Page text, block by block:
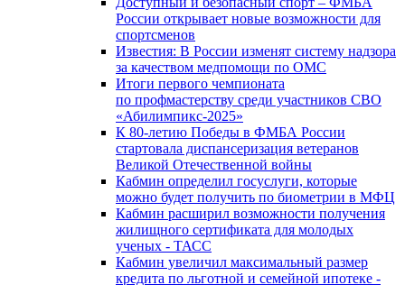
России открывает новые возможности для
спортсменов
Известия: В России изменят систему надзора
за качеством медпомощи по ОМС
Итоги первого чемпионата
по профмастерству среди участников СВО
«Абилимпикс-2025»
К 80-летию Победы в ФМБА России
стартовала диспансеризация ветеранов
Великой Отечественной войны
Кабмин определил госуслуги, которые
можно будет получить по биометрии в МФЦ
Кабмин расширил возможности получения
жилищного сертификата для молодых
ученых - ТАСС
Кабмин увеличил максимальный размер
кредита по льготной и семейной ипотеке -